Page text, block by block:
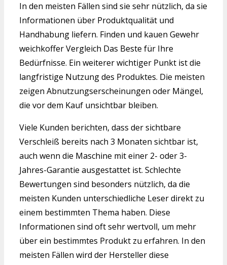
In den meisten Fällen sind sie sehr nützlich, da sie
Informationen über Produktqualität und
Handhabung liefern. Finden und kauen Gewehr
weichkoffer Vergleich Das Beste für Ihre
Bedürfnisse. Ein weiterer wichtiger Punkt ist die
langfristige Nutzung des Produktes. Die meisten
zeigen Abnutzungserscheinungen oder Mängel,
die vor dem Kauf unsichtbar bleiben.
Viele Kunden berichten, dass der sichtbare
Verschleiß bereits nach 3 Monaten sichtbar ist,
auch wenn die Maschine mit einer 2- oder 3-
Jahres-Garantie ausgestattet ist. Schlechte
Bewertungen sind besonders nützlich, da die
meisten Kunden unterschiedliche Leser direkt zu
einem bestimmten Thema haben. Diese
Informationen sind oft sehr wertvoll, um mehr
über ein bestimmtes Produkt zu erfahren. In den
meisten Fällen wird der Hersteller diese